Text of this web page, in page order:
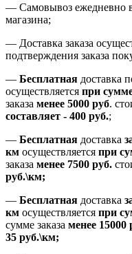
— Самовывоз ежедневно
магазина;
— Доставка заказа
подтверждения заказа
— Бесплатная доставка
осуществляется при
заказа менее 5000 руб.
составляет - 400 руб.;
— Бесплатная доставка
км осуществляется при
заказа менее 7500 руб.
руб.\км;
— Бесплатная доставка
км осуществляется при
сумме заказа менее 15000
35 руб.\км;